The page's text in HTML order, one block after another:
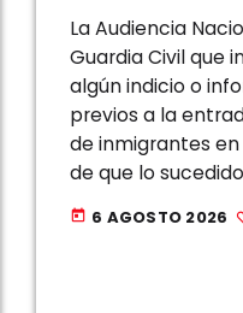
La Audiencia
Guardia Civil que
algún indicio o
previos a la
de inmigrantes
de que lo
jueza María
raíz […]
today 6 AGOSTO 2026